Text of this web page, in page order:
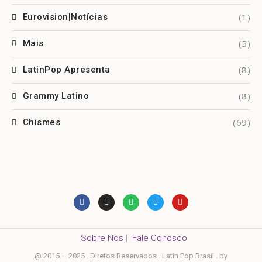
Eurovision|Notícias (1)
Mais (5)
LatinPop Apresenta (8)
Grammy Latino (8)
Chismes (69)
Sobre Nós | Fale Conosco
@ 2015 – 2025 . Diretos Reservados . Latin Pop Brasil . by